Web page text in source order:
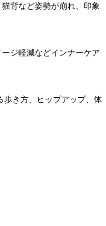
背など姿勢が崩れ、印象
ジ軽減などインナーケア
歩き方、ヒップアップ、体